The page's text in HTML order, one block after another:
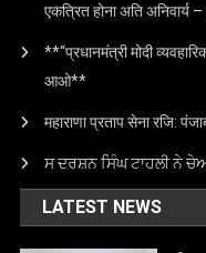
एकत्रित होना अति अनिवार्य
**“प्रधानमंत्री मोदी
आओ**
महाराणा प्रताप सेना रजि:
ਸ ਦਰਸ਼ਨ ਸਿੰਘ ਟਾਹਲੀ ਨੇ
LATEST NEWS